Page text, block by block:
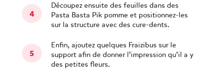
Découpez ensuite des feuilles dans des
Pasta Basta Pik pomme et positionnez-les
sur la structure avec des cure-dents.
Enfin, ajoutez quelques Fraizibus sur le
support afin de donner l’impression qu’il a y
des petites fleurs.